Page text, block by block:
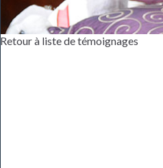
Retour à liste de témoignages